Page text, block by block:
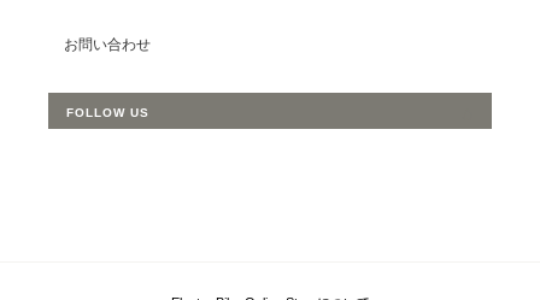
お問い合わせ
FOLLOW US